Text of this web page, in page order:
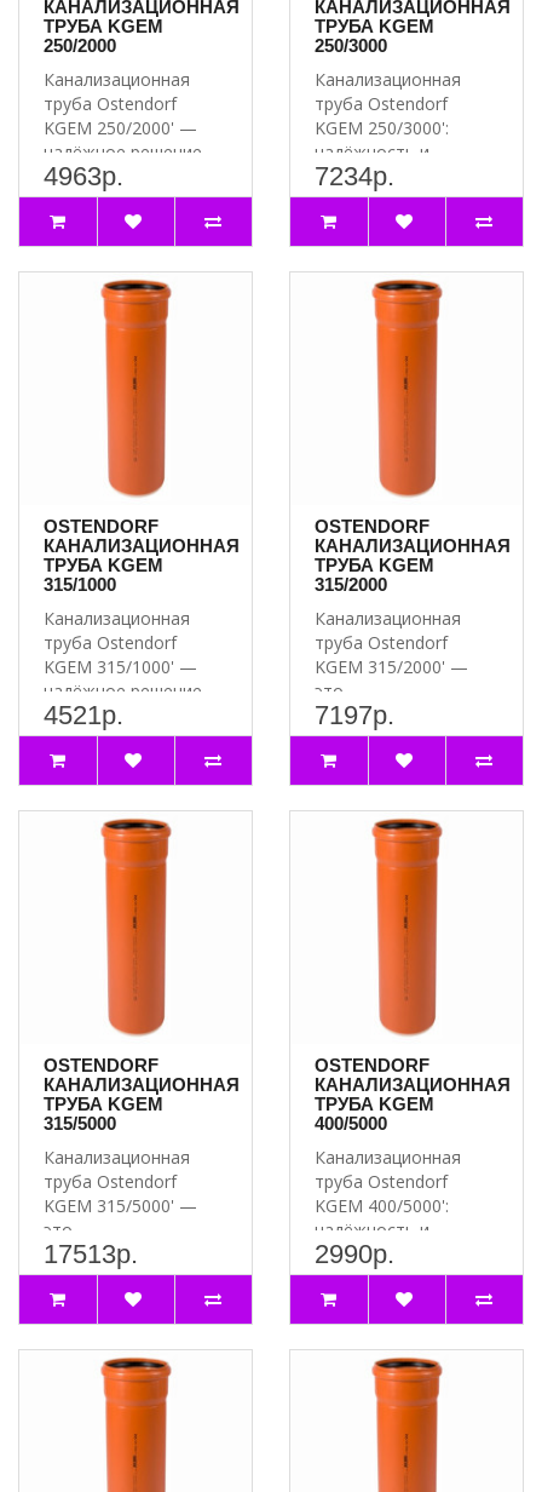
КАНАЛИЗАЦИОННАЯ
ТРУБА KGEM
250/2000
Канализационная
труба Ostendorf
KGEM 250/2000' —
надёжное решение
для вашей
канализации ..
4963р.
КАНАЛИЗАЦИОННАЯ
ТРУБА KGEM
250/3000
Канализационная
труба Ostendorf
KGEM 250/3000':
надёжность и
долговечность для
вашей канализации..
7234р.
OSTENDORF
КАНАЛИЗАЦИОННАЯ
ТРУБА KGEM
315/1000
Канализационная
труба Ostendorf
KGEM 315/1000' —
надёжное решение
для вашей
канализации ..
4521р.
OSTENDORF
КАНАЛИЗАЦИОННАЯ
ТРУБА KGEM
315/2000
Канализационная
труба Ostendorf
KGEM 315/2000' —
это
высококачественное
и надёжное решение..
7197р.
OSTENDORF
КАНАЛИЗАЦИОННАЯ
ТРУБА KGEM
315/5000
Канализационная
труба Ostendorf
KGEM 315/5000' —
это
высококачественное
решение для систем..
17513р.
OSTENDORF
КАНАЛИЗАЦИОННАЯ
ТРУБА KGEM
400/5000
Канализационная
труба Ostendorf
KGEM 400/5000':
надёжность и
долговечность для
вашей канализации..
2990р.